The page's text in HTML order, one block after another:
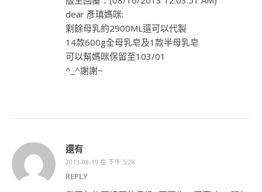
dear 彥瑱媽咪:
剩餘母乳約2900ML還可以代製
14款600g全母乳皂及1款半母乳皂
可以幫媽咪保留至103/01
^_^謝謝~
還有
2013-08-19 在 下午 5:28
REPLY